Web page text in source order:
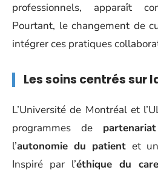
professionnels, apparaît
Pourtant, le changement de
intégrer ces pratiques
Les soins centrés sur
L’Université de Montréal et
programmes de
l’autonomie du patient et un
Inspiré par l’éthique du care